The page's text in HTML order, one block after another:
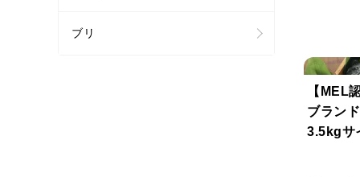
【MEL
ブラン
3.5kgサ
ブリ